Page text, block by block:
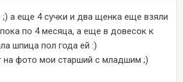
а еще 4 сучки и два щенка еще взяли
по 4 месяца, а еще в довесок к
шпица пол года ей :)
на фото мои старший с младшим ;)